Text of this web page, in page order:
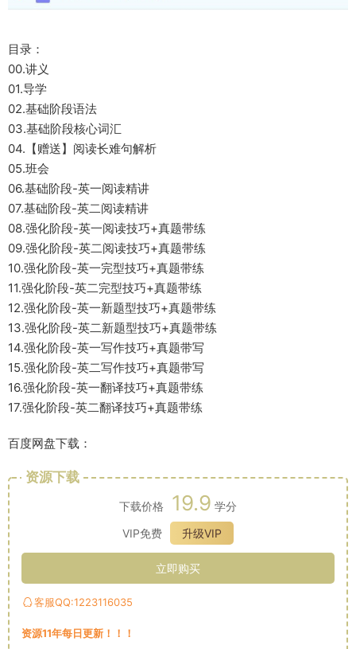
目录：
00.讲义
01.导学
02.基础阶段语法
03.基础阶段核心词汇
04.【赠送】阅读长难句解析
05.班会
06.基础阶段-英一阅读精讲
07.基础阶段-英二阅读精讲
08.强化阶段-英一阅读技巧+真题带练
09.强化阶段-英二阅读技巧+真题带练
10.强化阶段-英一完型技巧+真题带练
11.强化阶段-英二完型技巧+真题带练
12.强化阶段-英一新题型技巧+真题带练
13.强化阶段-英二新题型技巧+真题带练
14.强化阶段-英一写作技巧+真题带写
15.强化阶段-英二写作技巧+真题带写
16.强化阶段-英一翻译技巧+真题带练
17.强化阶段-英二翻译技巧+真题带练
百度网盘下载：
资源下载
下载价格 19.9 学分
VIP免费
升级VIP
立即购买
客服QQ:1223116035
资源11年每日更新！！！